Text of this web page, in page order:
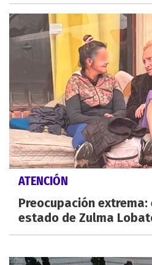
ATENCIÓN
Preocupación
estado de Zulma